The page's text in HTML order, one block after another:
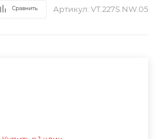
Сравнить Артикул: VT.227S.NW.05